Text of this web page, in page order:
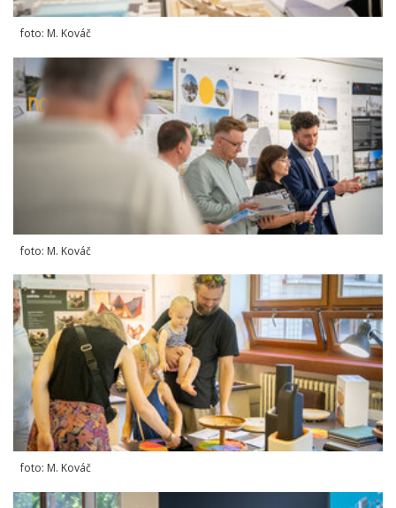
foto: M. Kováč
foto: M. Kováč
foto: M. Kováč